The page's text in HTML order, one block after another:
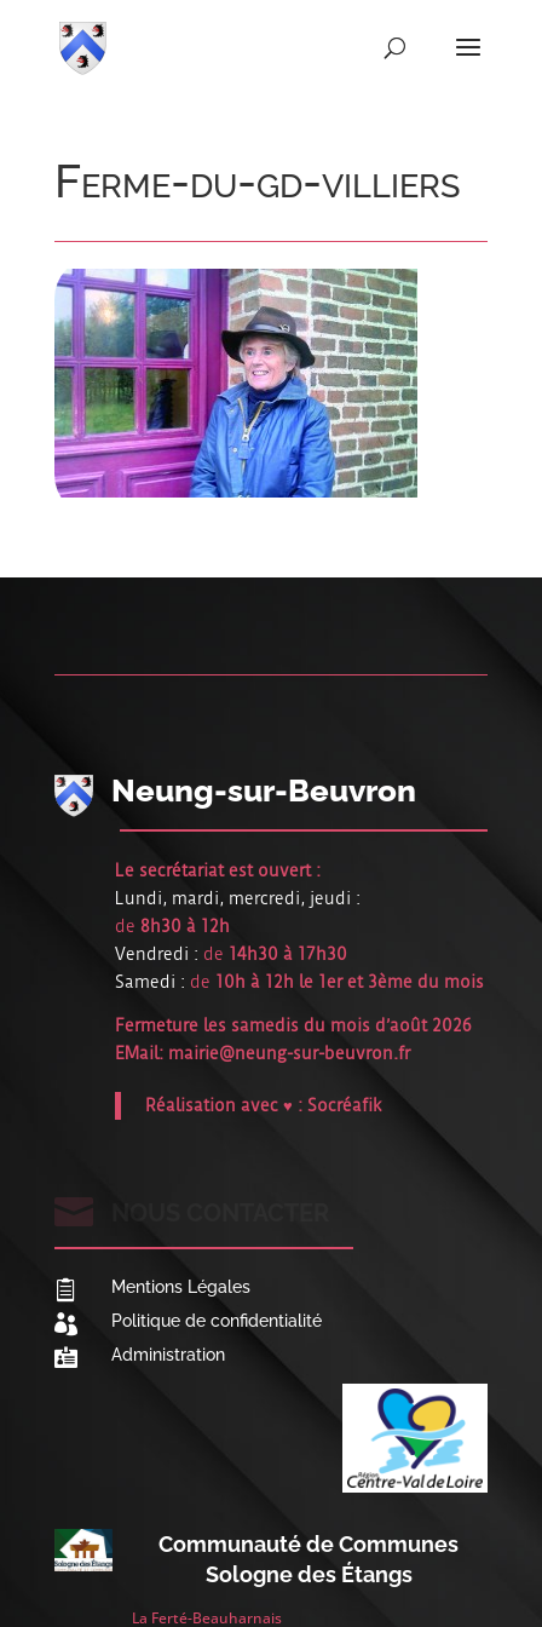
Ferme-du-gd-villiers
Neung-sur-Beuvron
Le secrétariat est ouvert :
Lundi, mardi, mercredi, jeudi :
de 8h30 à 12h
Vendredi : de 14h30 à 17h30
Samedi : de 10h à 12h le 1er et 3ème du mois
Fermeture les samedis du mois d’août 2026
EMail: mairie@neung-sur-beuvron.fr
Réalisation avec ♥ : Socréafik

 Mentions Légales
 Politique de confidentialité
 Administration
Communauté de Communes
Sologne des Étangs
La Ferté-Beauharnais